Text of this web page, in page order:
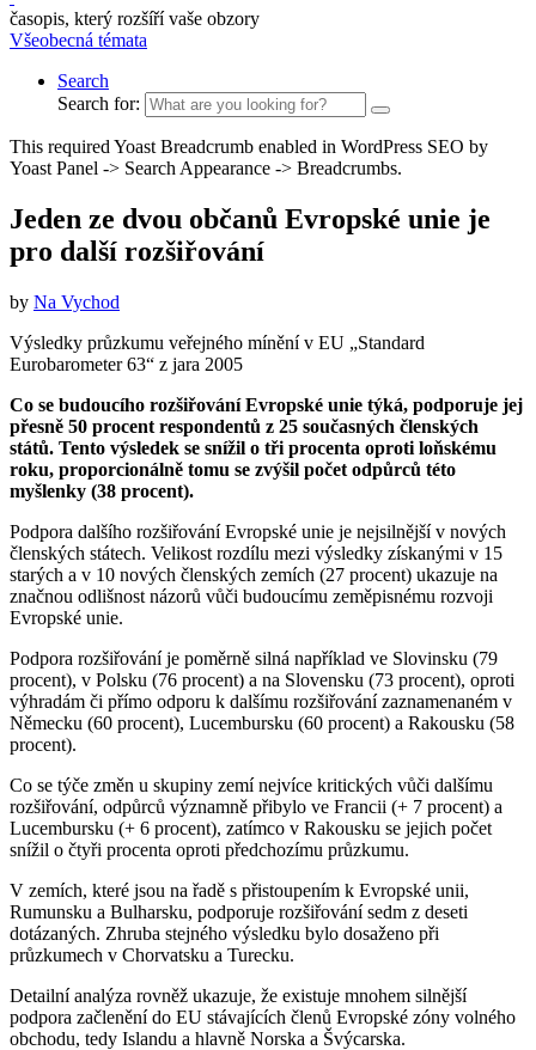
časopis, který rozšíří vaše obzory
Všeobecná témata
Search
Search for:
This required Yoast Breadcrumb enabled in WordPress SEO by
Yoast Panel -> Search Appearance -> Breadcrumbs.
Jeden ze dvou občanů Evropské unie je
pro další rozšiřování
by Na Vychod
Výsledky průzkumu veřejného mínění v EU „Standard
Eurobarometer 63“ z jara 2005
Co se budoucího rozšiřování Evropské unie týká, podporuje jej
přesně 50 pro­cent res­pondentů z 25 současných člen­ských
států. Tento výsledek se snížil o tři procenta oproti loňskému
roku, pro­porcionálně tomu se zvýšil počet od­půr­ců této
myšlenky (38 procent).
Podpora dalšího rozšiřování Evropské unie je nejsilnější v nových
členských stá­tech. Velikost rozdílu mezi výsledky zís­kanými v 15
starých a v 10 nových člen­ských zemích (27 procent) ukazuje na
značnou odlišnost názorů vůči budoucímu země­pis­nému rozvoji
Evropské unie.
Podpora rozšiřování je po­měrně silná na­příklad ve Slovinsku (79
procent), v Polsku (76 procent) a na Slovensku (73 procent), oproti
výhradám či přímo odporu k dal­šímu rozšiřování zaznamenaném v
Ně­mecku (60 procent), Lucembursku (60 procent) a Rakousku (58
procent).
Co se týče změn u skupiny zemí nejvíce kri­tických vůči dalšímu
rozšiřování, od­půrců významně přibylo ve Francii (+ 7 procent) a
Lucembursku (+ 6 procent), zatímco v Ra­kousku se jejich počet
snížil o čtyři procenta oproti předchozímu průzkumu.
V zemích, které jsou na řadě s přis­tou­pe­ním k Evropské unii,
Rumunsku a Bul­har­sku, podporuje rozšiřování sedm z deseti
dotázaných. Zhruba stejného výsledku bylo dosaženo při
průzkumech v Chorvatsku a Tu­recku.
Detailní analýza rovněž ukazuje, že existuje mnohem silnější
podpora začlenění do EU stávajících členů Evropské zóny volného
obchodu, tedy Islandu a hlavně Norska a Švý­car­ska.